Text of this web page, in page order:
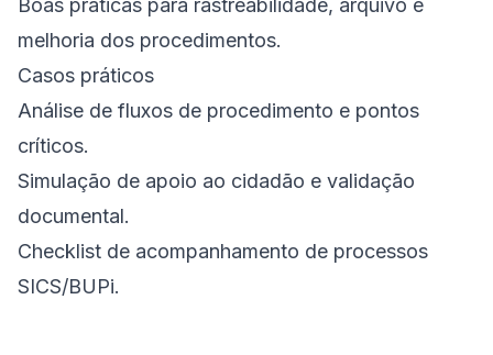
Boas práticas para rastreabilidade, arquivo e
melhoria dos procedimentos.
Casos práticos
Análise de fluxos de procedimento e pontos
críticos.
Simulação de apoio ao cidadão e validação
documental.
Checklist de acompanhamento de processos
SICS/BUPi.